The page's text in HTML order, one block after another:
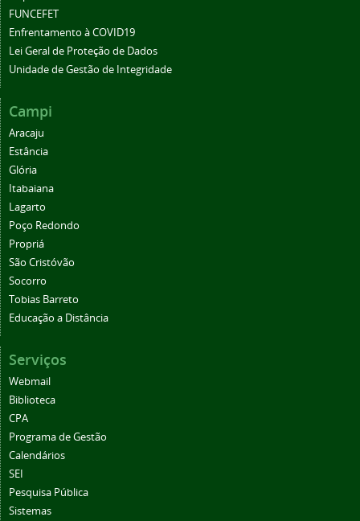
FUNCEFET
Enfrentamento à COVID19
Lei Geral de Proteção de Dados
Unidade de Gestão de Integridade
Campi
Aracaju
Estância
Glória
Itabaiana
Lagarto
Poço Redondo
Propriá
São Cristóvão
Socorro
Tobias Barreto
Educação a Distância
Serviços
Webmail
Biblioteca
CPA
Programa de Gestão
Calendários
SEI
Pesquisa Pública
Sistemas